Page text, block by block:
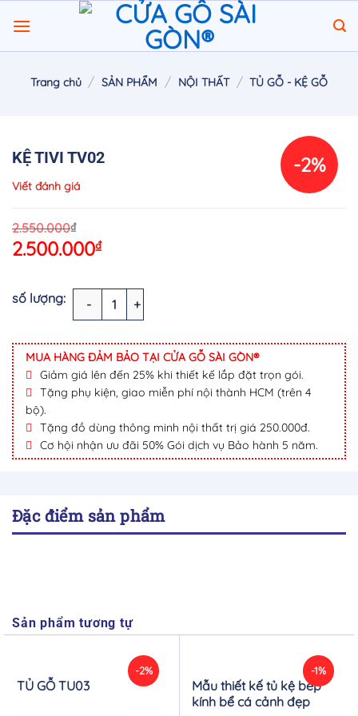
đến
nội
Trang chủ / SẢN PHẨM / NỘI THẤT / TỦ GỖ - KỆ GỖ
-2%
KỆ TIVI TV02
Viết đánh giá
2.550.000₫
2.500.000₫
KỆ TIVI TV02 số lượng
MUA HÀNG ĐẢM BẢO TẠI CỬA GỖ SÀI GÒN®
Giảm giá lên đến 25% khi thiết kế lắp đặt trọn gói.
Tặng phụ kiện, giao miễn phí nội thành HCM (trên 4
bộ).
Tặng đồ dùng thông minh nội thất trị giá 250.000đ.
Cơ hội nhận ưu đãi 50% Gói dịch vụ Bảo hành 5 năm.
Đặc điểm sản phẩm
Sản phẩm tương tự
-2%
TỦ GỖ TU03
-1%
Mẫu thiết kế tủ kệ bếp
kính bể cá cảnh đẹp